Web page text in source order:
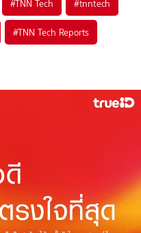
#TNN Tech #tnntech
#TNN Tech Reports